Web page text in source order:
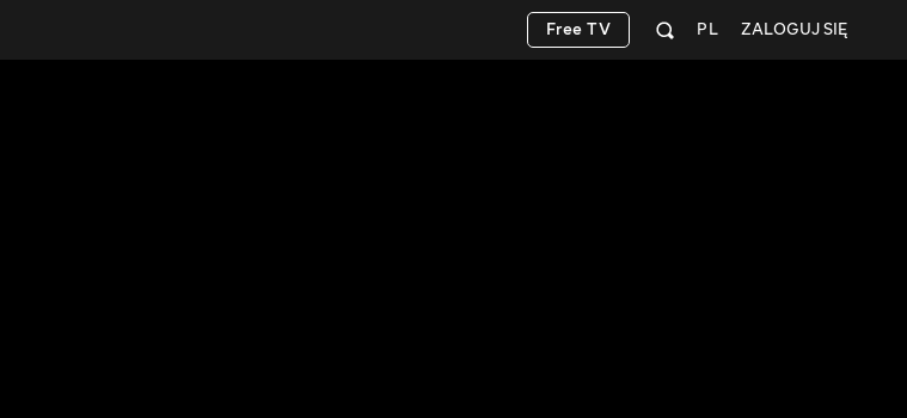
ZALOGUJ SIĘ
PL
Free TV